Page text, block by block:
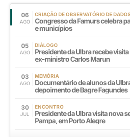
06
AGO
CRIAÇÃO DE OBSERVATÓRIO DE DADOS
Congresso da Famurs celebra
e municípios
05
AGO
DIÁLOGO
Presidente da Ulbra recebe
ex-ministro Carlos Marun
03
AGO
MEMÓRIA
Documentário de alunos da
depoimento de Bagre Fagundes
30
JUL
ENCONTRO
Presidente da Ulbra visita nova
Pampa, em Porto Alegre